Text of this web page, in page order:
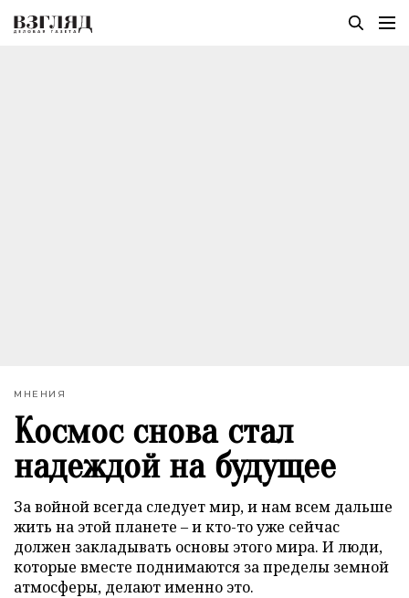
МНЕНИЯ
Космос снова стал
надеждой на будущее
За войной всегда следует мир, и нам всем дальше
жить на этой планете – и кто-то уже сейчас
должен закладывать основы этого мира. И люди,
которые вместе поднимаются за пределы земной
атмосферы, делают именно это.